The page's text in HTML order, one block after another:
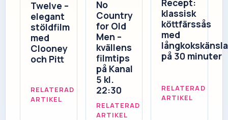
Twelve –
elegant
stöldfilm
med
Clooney
och Pitt
RELATERAD
ARTIKEL
No
Country
for Old
Men –
kvällens
filmtips
på Kanal
5 kl.
22:30
RELATERAD
ARTIKEL
Recept:
klassisk
köttfärssås
med
långkokskänsla
på 30 minuter
RELATERAD
ARTIKEL